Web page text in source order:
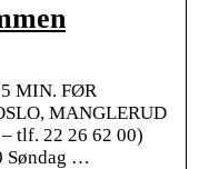
MIN. FØR
MANGLERUD
tlf. 22 26 62 00)
Søndag …